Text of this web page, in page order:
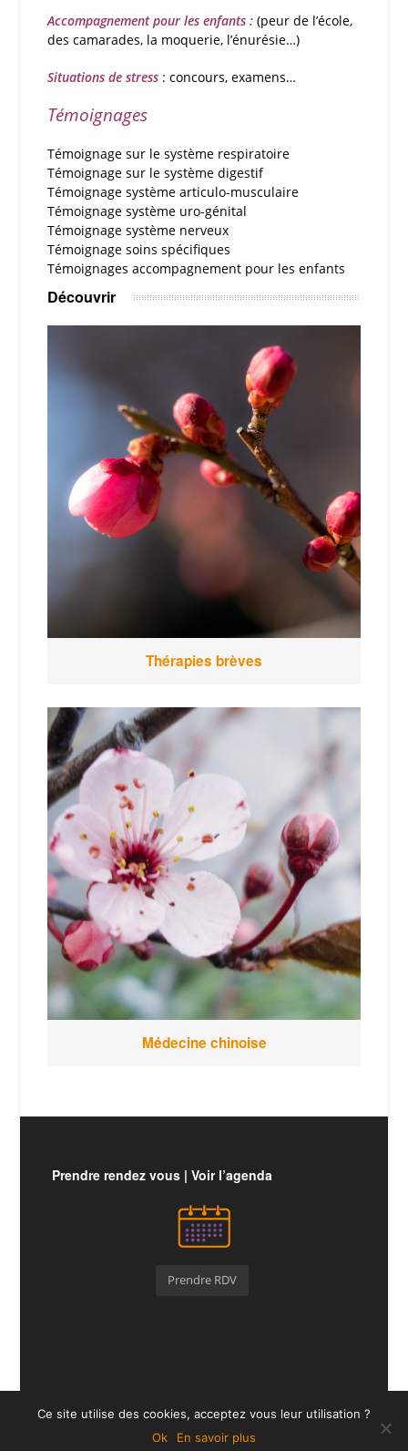
Accompagnement pour les enfants : (peur de l’école,
des camarades, la moquerie, l’énurésie…)
Situations de stress : concours, examens…
Témoignages
Témoignage sur le système respiratoire
Témoignage sur le système digestif
Témoignage système articulo-musculaire
Témoignage système uro-génital
Témoignage système nerveux
Témoignage soins spécifiques
Témoignages accompagnement pour les enfants
Découvrir
Thérapies brèves
Médecine chinoise
Prendre rendez vous | Voir l’agenda
Prendre RDV
Ce site utilise des cookies, acceptez vous leur utilisation ?
Ok
En savoir plus